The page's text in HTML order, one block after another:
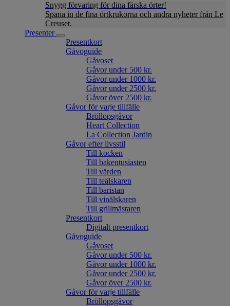
Snygg förvaring för dina färska örter!
Spana in de fina örtkrukorna och andra nyheter från Le
Creuset.
Presenter
Presentkort
Gåvoguide
Gåvoset
Gåvor under 500 kr.
Gåvor under 1000 kr.
Gåvor under 2500 kr.
Gåvor över 2500 kr.
Gåvor för varje tillfälle
Bröllopsgåvor
Heart Collection
La Collection Jardin
Gåvor efter livsstil
Till kocken
Till bakentusiasten
Till värden
Till teälskaren
Till baristan
Till vinälskaren
Till grillmästaren
Presentkort
Digitalt presentkort
Gåvoguide
Gåvoset
Gåvor under 500 kr.
Gåvor under 1000 kr.
Gåvor under 2500 kr.
Gåvor över 2500 kr.
Gåvor för varje tillfälle
Bröllopsgåvor